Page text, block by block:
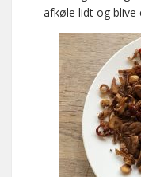
afkøle lidt og blive